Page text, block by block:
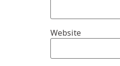
Website